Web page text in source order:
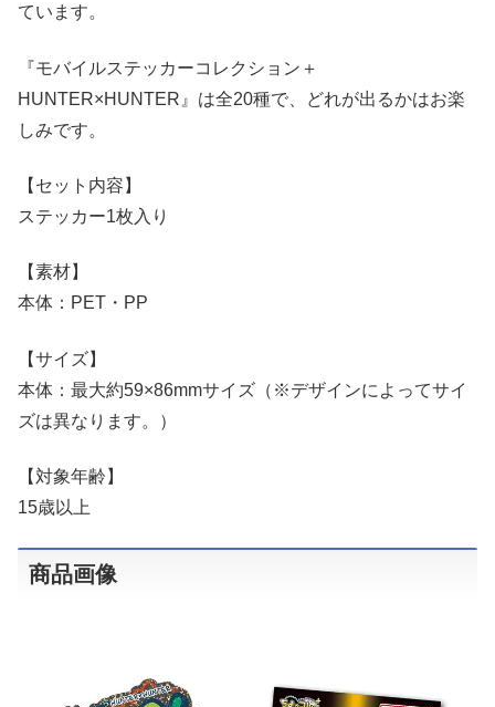
ています。
『モバイルステッカーコレクション＋
HUNTER×HUNTER』は全20種で、どれが出るかはお楽
しみです。
【セット内容】
ステッカー1枚入り
【素材】
本体：PET・PP
【サイズ】
本体：最大約59×86mmサイズ（※デザインによってサイ
ズは異なります。）
【対象年齢】
15歳以上
商品画像